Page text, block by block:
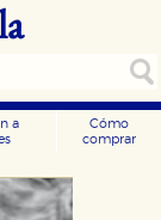
a
Cómo
comprar